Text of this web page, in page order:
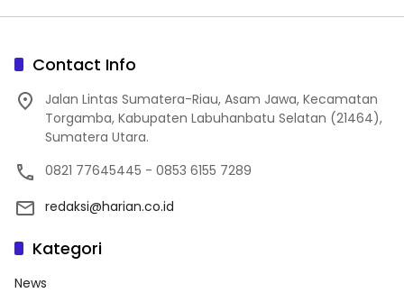
Contact Info
Jalan Lintas Sumatera-Riau, Asam Jawa, Kecamatan
Torgamba, Kabupaten Labuhanbatu Selatan (21464),
Sumatera Utara.
0821 77645445 - 0853 6155 7289
redaksi@harian.co.id
Kategori
News